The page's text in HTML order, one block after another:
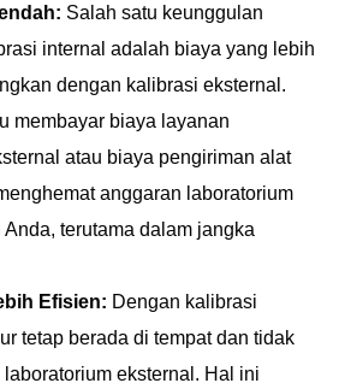
Salah satu keunggulan
internal adalah biaya yang lebih
dengan kalibrasi eksternal.
membayar biaya layanan
atau biaya pengiriman alat
anggaran laboratorium
terutama dalam jangka
Efisien: Dengan kalibrasi
tetap berada di tempat dan tidak
eksternal. Hal ini